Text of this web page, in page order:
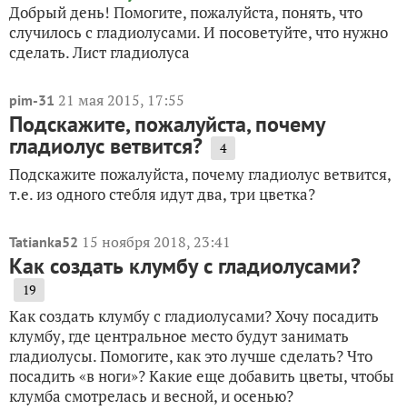
Добрый день! Помогите, пожалуйста, понять, что
случилось с гладиолусами. И посоветуйте, что нужно
сделать. Лист гладиолуса
pim-31 21 мая 2015, 17:55
Подскажите, пожалуйста, почему
гладиолус ветвится? 4
Подскажите пожалуйста, почему гладиолус ветвится,
т.е. из одного стебля идут два, три цветка?
Tatianka52 15 ноября 2018, 23:41
Как создать клумбу с гладиолусами?
19
Как создать клумбу с гладиолусами? Хочу посадить
клумбу, где центральное место будут занимать
гладиолусы. Помогите, как это лучше сделать? Что
посадить «в ноги»? Какие еще добавить цветы, чтобы
клумба смотрелась и весной, и осенью?